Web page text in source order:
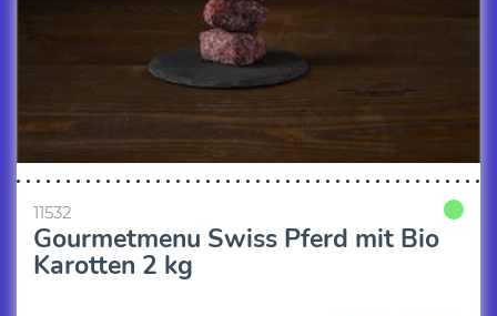
11532
Gourmetmenu Swiss Pferd mit Bio
Karotten 2 kg